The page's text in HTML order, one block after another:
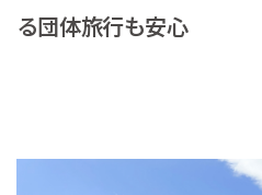
る団体旅行も安心